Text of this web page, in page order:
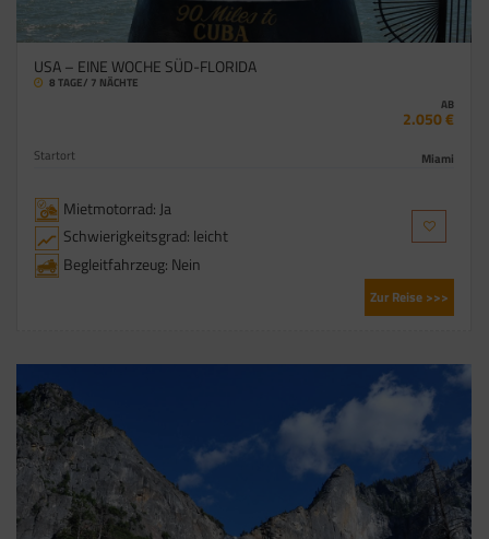
USA – EINE WOCHE SÜD-FLORIDA
8 TAGE/ 7 NÄCHTE
AB
2.050 €
Startort Miami
Mietmotorrad: Ja
Schwierigkeitsgrad: leicht
Begleitfahrzeug: Nein
Zur Reise >>>